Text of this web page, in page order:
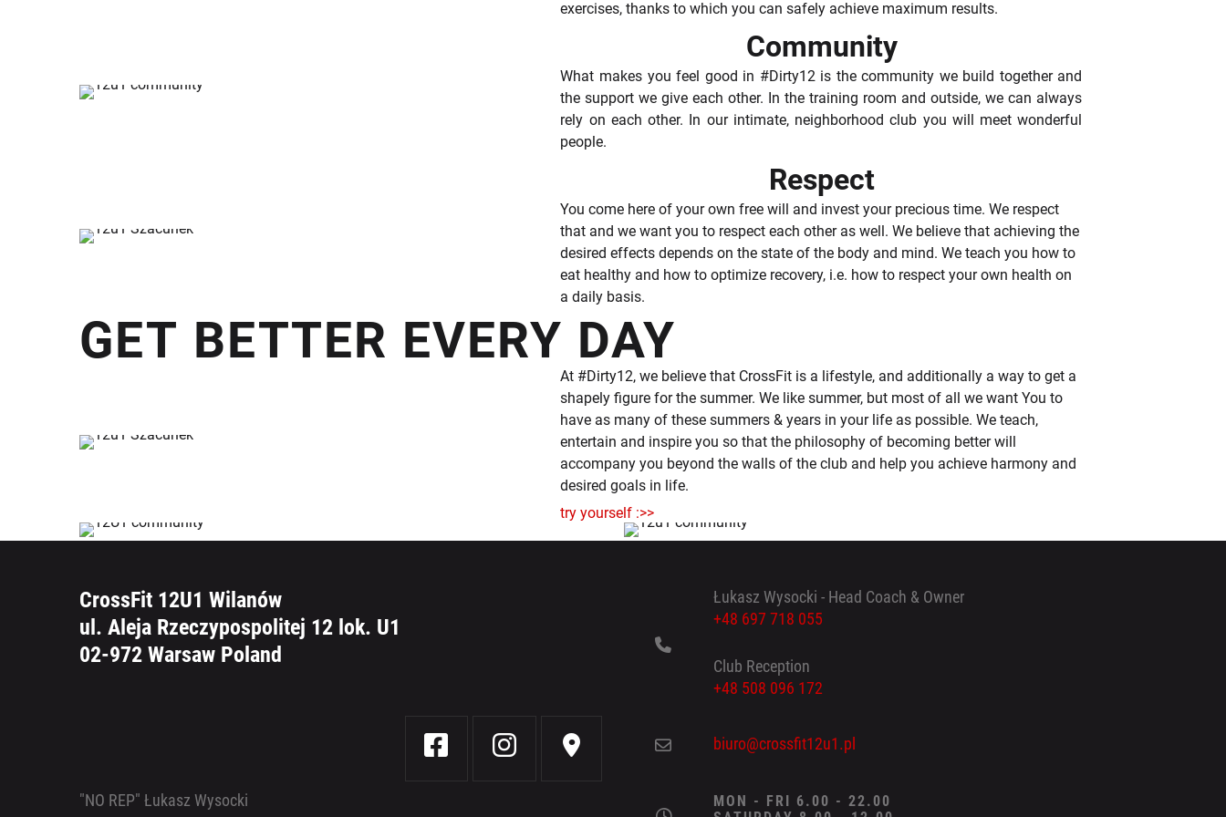
exercises, thanks to which you can safely achieve maximum results.
Community
What makes you feel good in #Dirty12 is the community we build together and
the support we give each other. In the training room and outside, we can always
rely on each other. In our intimate, neighborhood club you will meet wonderful
people.
Respect
You come here of your own free will and invest your precious time. We respect
that and we want you to respect each other as well. We believe that achieving the
desired effects depends on the state of the body and mind. We teach you how to
eat healthy and how to optimize recovery, i.e. how to respect your own health on
a daily basis.
GET BETTER EVERY DAY
At #Dirty12, we believe that CrossFit is a lifestyle, and additionally a way to get a
shapely figure for the summer. We like summer, but most of all we want You to
have as many of these summers & years in your life as possible. We teach,
entertain and inspire you so that the philosophy of becoming better will
accompany you beyond the walls of the club and help you achieve harmony and
desired goals in life.
try yourself :>>
CrossFit 12U1 Wilanów
ul. Aleja Rzeczypospolitej 12 lok. U1
02-972 Warsaw Poland
"NO REP" Łukasz Wysocki
Łukasz Wysocki - Head Coach & Owner
+48 697 718 055
Club Reception
+48 508 096 172
biuro@crossfit12u1.pl
MON - FRI 6.00 - 22.00